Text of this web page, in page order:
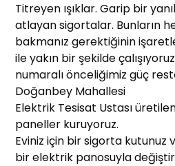
Titreyen ışıklar. Garip bir
atlayan sigortalar. Bunların
bakmanız gerektiğinin
ile yakın bir şekilde
numaralı önceliğimiz güç
Doğanbey Mahallesi
Elektrik Tesisat Ustası
paneller kuruyoruz.
Eviniz için bir sigorta kutunuz
bir elektrik panosuyla